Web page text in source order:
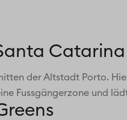
Catarina
der Altstadt Porto.
Fussgängerzone und